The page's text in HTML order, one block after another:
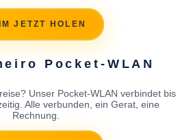
JETZT HOLEN
Pocket-WLAN
Unser Pocket-WLAN verbindet bis
Alle verbunden, ein Gerat, eine
Rechnung.